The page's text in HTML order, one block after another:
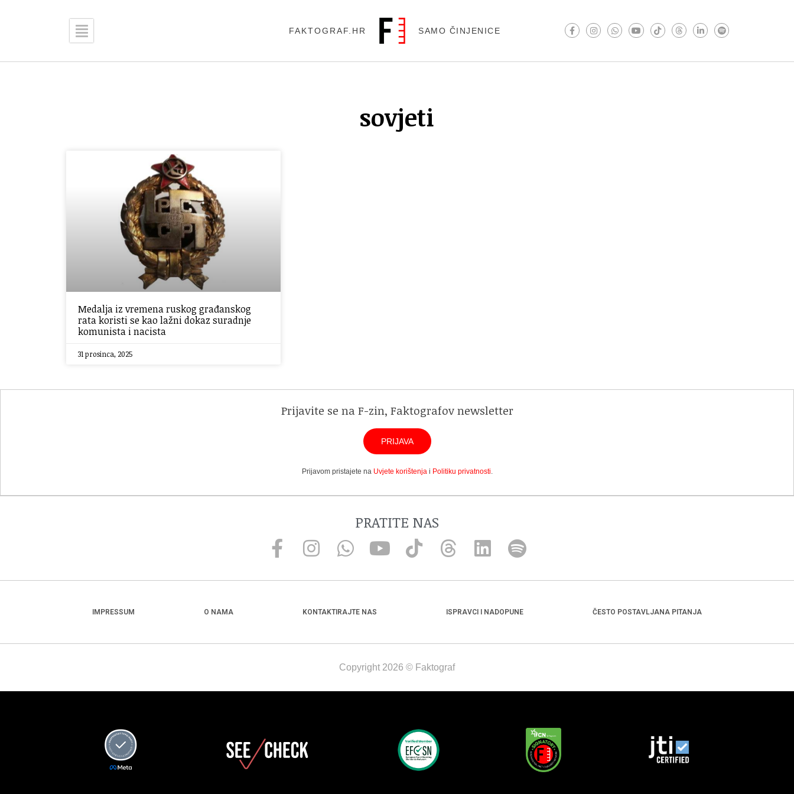
FAKTOGRAF.HR SAMO ČINJENICE
sovjeti
Medalja iz vremena ruskog građanskog
rata koristi se kao lažni dokaz suradnje
komunista i nacista
31 prosinca, 2025
Prijavite se na F-zin, Faktografov newsletter
PRIJAVA
Prijavom pristajete na Uvjete korištenjai Politiku privatnosti.
PRATITE NAS
IMPRESSUM O NAMA KONTAKTIRAJTE NAS ISPRAVCI I NADOPUNE ČESTO POSTAVLJANA PITANJA
Copyright 2026 © Faktograf